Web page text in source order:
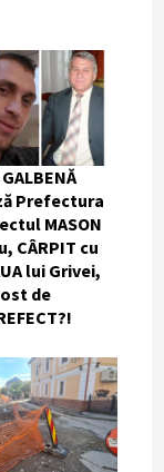
Prefectura
MASON
CÂRPIT cu
lui Grivei,
de